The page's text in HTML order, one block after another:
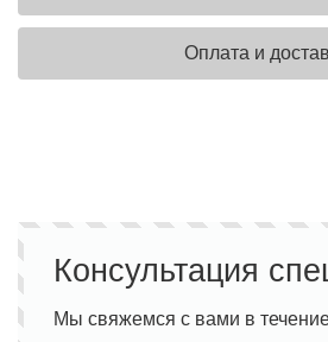
Оплата и
Консультация
Мы свяжемся с вами в